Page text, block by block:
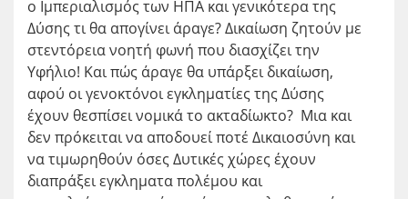
ο Ιμπεριαλισμός των ΗΠΑ και γενικότερα της
Δύσης τι θα απογίνει άραγε? Δικαίωση ζητούν με
στεντόρεια νοητή φωνή που διασχίζει την
Υφήλιο! Και πώς άραγε θα υπάρξει δικαίωση,
αφού οι γενοκτόνοι εγκληματίες της Δύσης
έχουν θεσπίσει νομικά το ακταδίωκτο? Μια και
δεν πρόκειται να αποδουεί ποτέ Δικαιοσύνη και
να τιμωρηθούν όσες Δυτικές χώρες έχουν
διαπράξει εγκληματα πολέμου και